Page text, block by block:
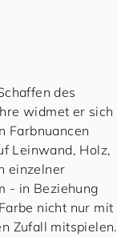
des
widmet er sich
Farbnuancen
Leinwand, Holz,
einzelner
- in Beziehung
nicht nur mit
Zufall mitspielen.